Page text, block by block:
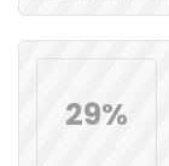
29%